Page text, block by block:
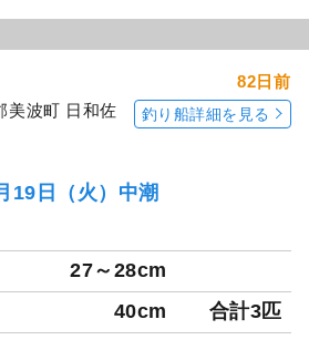
美波町 日和佐
82日前
釣り船詳細を見る
19日（火）中潮
27～28cm
40cm 合計3匹